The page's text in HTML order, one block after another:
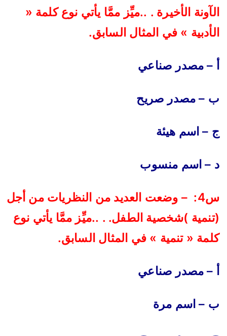
الآونة الأخيرة . ..ميِّز ممَّا يأتي نوع كلمة «
الأدبية » في المثال السابق.
أ – مصدر صناعي
ب – مصدر صريح
ج – اسم هيئة
د – اسم منسوب
س4: – وضعت العديد من النظريات من أجل
(تنمية )شخصية الطفل. . ..ميِّز ممَّا يأتي نوع
كلمة « تنمية » في المثال السابق.
أ – مصدر صناعي
ب – اسم مرة